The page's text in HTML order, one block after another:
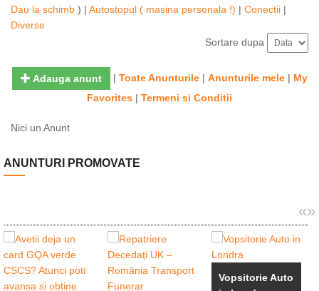
Dau la schimb ) | Autostopul ( masina personala !) | Conectii |
Diverse
Sortare dupa
Adauga anunt | Toate Anunturile| Anunturile mele| My
Favorites | Termeni si Conditii
Nici un Anunt
ANUNTURI PROMOVATE
«»
Vopsitorie Auto